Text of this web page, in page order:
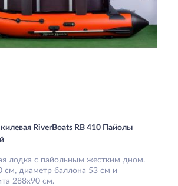
RiverBoats RB 410 Пайолы
лодка с пайольным жестким дном.
см, диаметр баллона 53 см и
288х90 см.